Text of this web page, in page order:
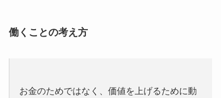
働くことの考え方
お金のためではなく、価値を上げるために動